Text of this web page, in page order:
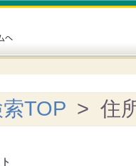
TOP > 住